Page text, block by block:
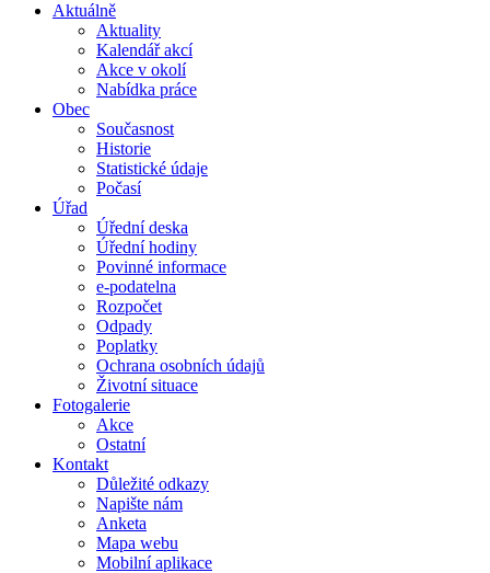
Aktuálně
Aktuality
Kalendář akcí
Akce v okolí
Nabídka práce
Obec
Současnost
Historie
Statistické údaje
Počasí
Úřad
Úřední deska
Úřední hodiny
Povinné informace
e-podatelna
Rozpočet
Odpady
Poplatky
Ochrana osobních údajů
Životní situace
Fotogalerie
Akce
Ostatní
Kontakt
Důležité odkazy
Napište nám
Anketa
Mapa webu
Mobilní aplikace